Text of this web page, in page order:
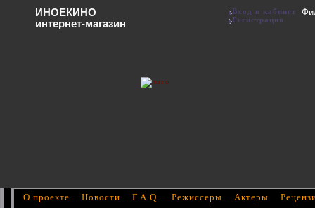
О проекте Новости F.A.Q. Режиссеры Актеры
ИНОЕКИНО
интернет-магазин
Вход в кабинет
Регистрация